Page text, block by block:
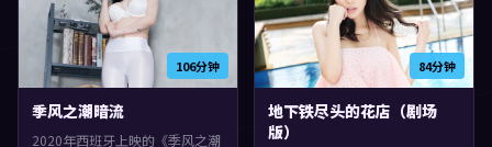
106分钟
季风之潮暗流
2020年西班牙上映的《季风之潮
84分钟
地下铁尽头的花店（剧场
版）